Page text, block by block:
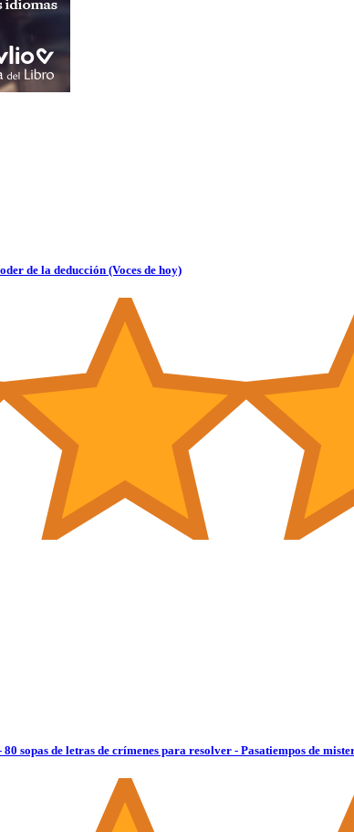
de la deducción (Voces de hoy)
sopas de letras de crímenes para resolver - Pasatiempos de